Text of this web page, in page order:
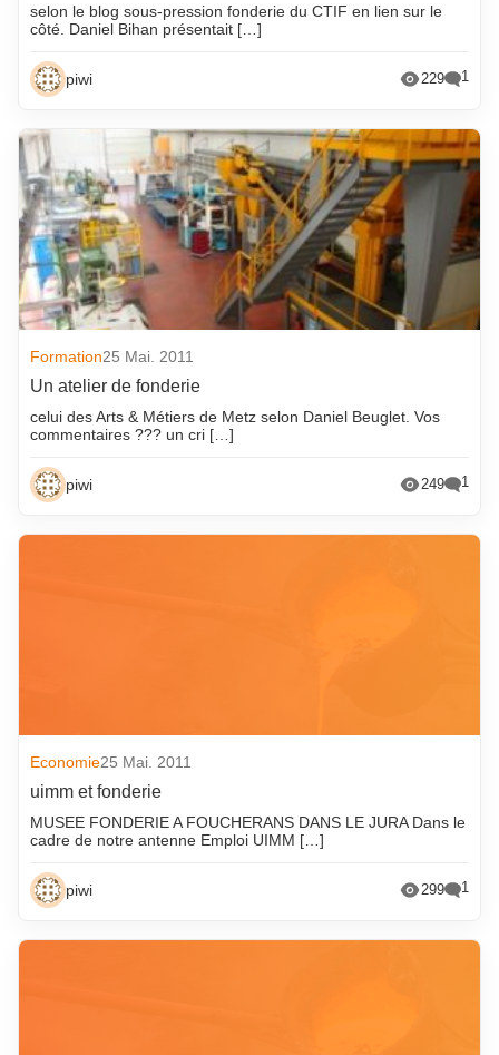
selon le blog sous-pression fonderie du CTIF en lien sur le
côté. Daniel Bihan présentait […]
piwi 229 1
Formation25 Mai. 2011
Un atelier de fonderie
celui des Arts & Métiers de Metz selon Daniel Beuglet. Vos
commentaires ??? un cri […]
piwi 249 1
Economie25 Mai. 2011
uimm et fonderie
MUSEE FONDERIE A FOUCHERANS DANS LE JURA Dans le
cadre de notre antenne Emploi UIMM […]
piwi 299 1